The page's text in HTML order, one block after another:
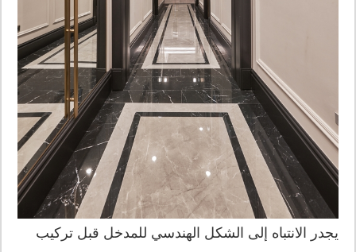
يجدر الانتباه إلى الشكل الهندسي للمدخل قبل تركيب